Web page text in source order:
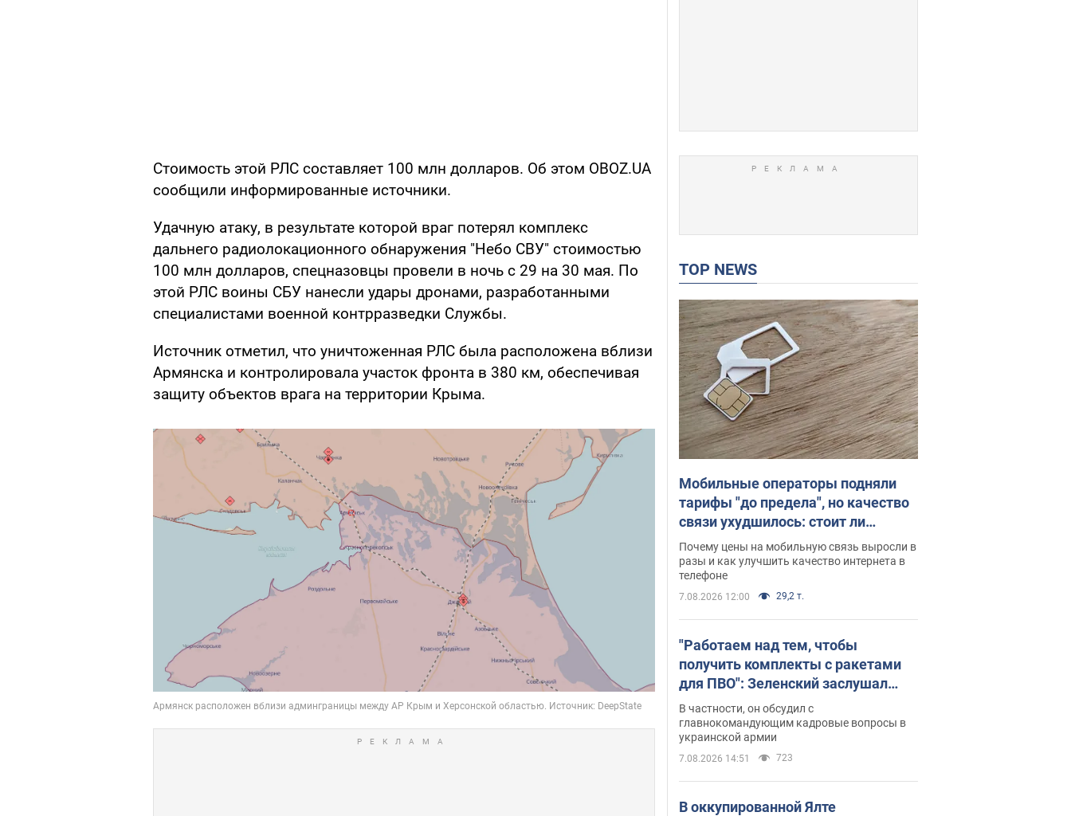
Стоимость этой РЛС составляет 100 млн долларов. Об этом OBOZ.UA
сообщили информированные источники.
Удачную атаку, в результате которой враг потерял комплекс
дальнего радиолокационного обнаружения "Небо СВУ" стоимостью
100 млн долларов, спецназовцы провели в ночь с 29 на 30 мая. По
этой РЛС воины СБУ нанесли удары дронами, разработанными
специалистами военной контрразведки Службы.
Источник отметил, что уничтоженная РЛС была расположена вблизи
Армянска и контролировала участок фронта в 380 км, обеспечивая
защиту объектов врага на территории Крыма.
TOP NEWS
Мобильные операторы подняли
тарифы "до предела", но качество
связи ухудшилось: стоит ли
жаловаться на цены
Почему цены на мобильную связь выросли в
разы и как улучшить качество интернета в
телефоне
7.08.2026 12:00 29,2 т.
"Работаем над тем, чтобы
получить комплекты с ракетами
для ПВО": Зеленский заслушал
доклад Драпатого и объявил о
новых мерах
В частности, он обсудил с
главнокомандующим кадровые вопросы в
украинской армии
7.08.2026 14:51 723
В оккупированной Ялте